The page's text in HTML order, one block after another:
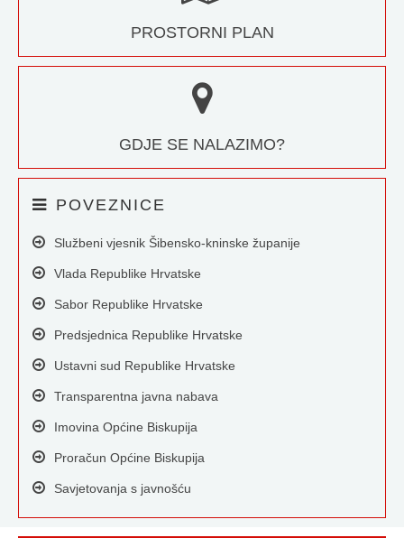
PROSTORNI PLAN
GDJE SE NALAZIMO?
POVEZNICE
Službeni vjesnik Šibensko-kninske županije
Vlada Republike Hrvatske
Sabor Republike Hrvatske
Predsjednica Republike Hrvatske
Ustavni sud Republike Hrvatske
Transparentna javna nabava
Imovina Općine Biskupija
Proračun Općine Biskupija
Savjetovanja s javnošću